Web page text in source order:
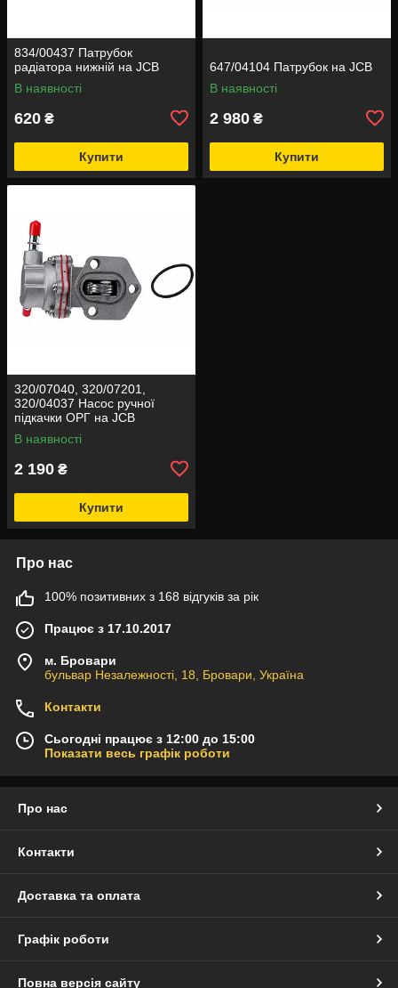
834/00437 Патрубок
радіатора нижній на JCB
В наявності
620 ₴
Купити
647/04104 Патрубок на JCB
В наявності
2 980 ₴
Купити
320/07040, 320/07201,
320/04037 Насос ручної
підкачки ОРГ на JCB
В наявності
2 190 ₴
Купити
Про нас
100% позитивних з 168 відгуків за рік
Працює з 17.10.2017
м. Бровари
бульвар Незалежності, 18, Бровари, Україна
Контакти
Сьогодні працює з 12:00 до 15:00
Показати весь графік роботи
Про нас
Контакти
Доставка та оплата
Графік роботи
Повна версія сайту